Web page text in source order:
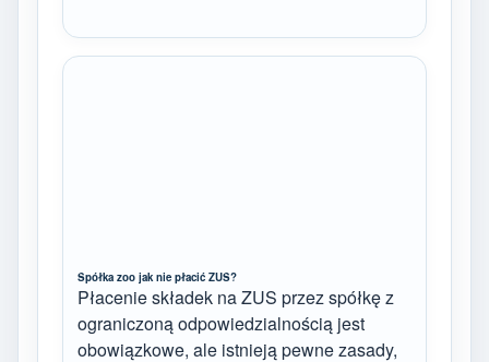
Spółka zoo jak nie płacić ZUS?
Płacenie składek na ZUS przez spółkę z
ograniczoną odpowiedzialnością jest
obowiązkowe, ale istnieją pewne zasady,